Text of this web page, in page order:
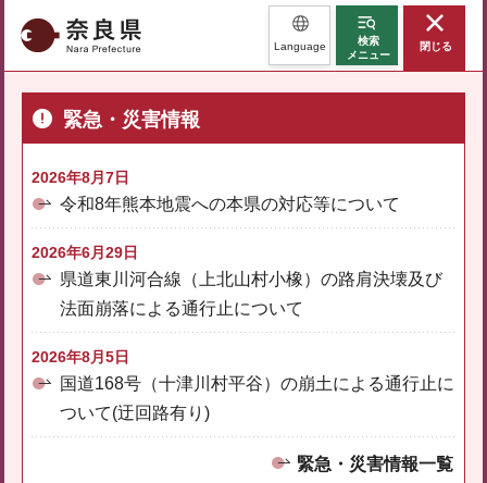
奈良県 Language
検索
メニュー
閉じる
緊急・災害情報
2026年8月7日
令和8年熊本地震への本県の対応等について
2026年6月29日
県道東川河合線（上北山村小橡）の路肩決壊及び
法面崩落による通行止について
2026年8月5日
国道168号（十津川村平谷）の崩土による通行止に
ついて(迂回路有り)
緊急・災害情報一覧